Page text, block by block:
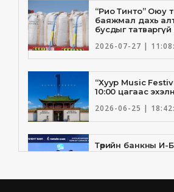
“Рио Тинто” Оюу
баяжмал дахь алт,
бусдыг татваргүй
2026-07-27 |
“Хуур Music
10:00 цагаас
2026-06-25 |
Төрийн банкны И-
үйлчилгээнд
2026-06-25 |